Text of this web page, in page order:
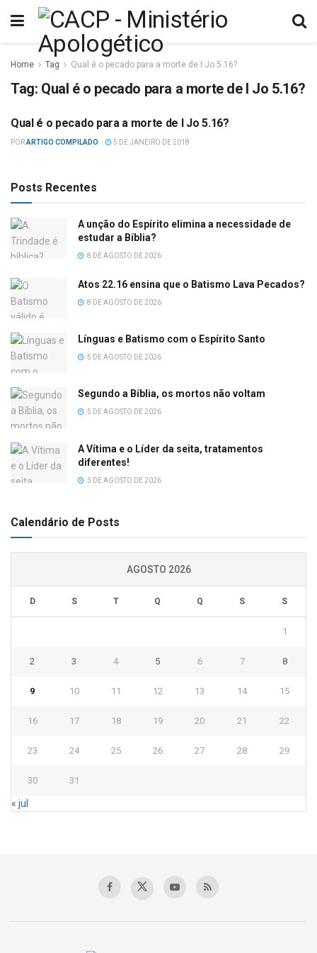
Home Tag Qual é o pecado para a morte de I Jo 5.16?
Tag: Qual é o pecado para a morte de I Jo 5.16?
DIFICULDADES BÍBLICAS
Qual é o pecado para a morte de I Jo 5.16?
PORARTIGO COMPILADO 5 DE JANEIRO DE 2018
Posts Recentes
A unção do Espírito elimina a necessidade de
estudar a Bíblia?
8 DE AGOSTO DE 2026
Atos 22.16 ensina que o Batismo Lava Pecados?
8 DE AGOSTO DE 2026
Línguas e Batismo com o Espírito Santo
5 DE AGOSTO DE 2026
Segundo a Bíblia, os mortos não voltam
5 DE AGOSTO DE 2026
A Vítima e o Líder da seita, tratamentos
diferentes!
3 DE AGOSTO DE 2026
Calendário de Posts
AGOSTO 2026
D S T Q Q S S
1
2 3 4 5 6 7 8
9 10 11 12 13 14 15
16 17 18 19 20 21 22
23 24 25 26 27 28 29
30 31
« jul